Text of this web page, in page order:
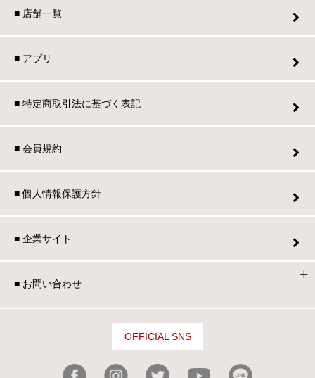
■ 店舗一覧
■ アプリ
■ 特定商取引法に基づく表記
■ 会員規約
■ 個人情報保護方針
■ 企業サイト
■ お問い合わせ
OFFICIAL SNS